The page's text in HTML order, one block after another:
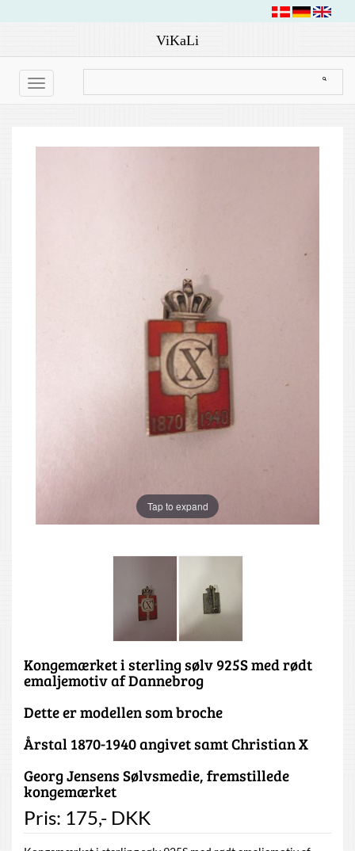
ViKaLi
Toggle
navigation
Tap to expand
Kongemærket i sterling sølv 925S med rødt
emaljemotiv af Dannebrog
Dette er modellen som broche
Årstal 1870-1940 angivet samt Christian X
Georg Jensens Sølvsmedie, fremstillede
kongemærket
Pris: 175,- DKK